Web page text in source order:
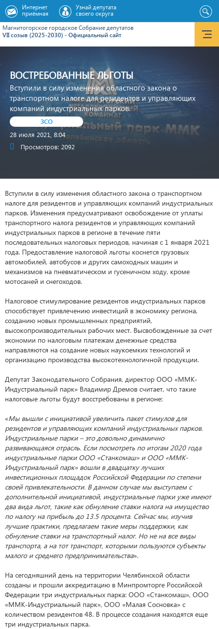
Магнитогорское городское Cобрание депутатов
VII созыв (2025-2030) - Официальный сайт
Интернет
приёмная
Узнай депутата
своего округа
ВОСТРЕБОВАННЫЕ ЛЬГОТЫ
Вступили в силу изменения областного закона о
транспортном налоге для резидентов и управляющих
компаний индустриальных парков.
ЗСО
28 июля 2021, 8:04
Просмотров: 2092
Вступили в силу изменения областного закона о транспортном
налоге для резидентов и управляющих компаний индустриальных
парков. Изменения предусматривают освобождение от уплаты
транспортного налога резидентов и управляющих компаний
индустриальных парков в регионе в течение пяти
последовательных налоговых периодов, начиная с 1 января 2021
года. Предоставление налоговой льготы коснется грузовых
автомобилей, автобусов и других самоходных машин и
механизмов на пневматическом и гусеничном ходу, кроме
мотосаней и снегоходов.
Налоговое стимулирование резидентов индустриальных парков
способствует привлечению инвестиций в экономику региона,
созданию новых промышленных предприятий,
высокопроизводительных рабочих мест. Высвобожденные за счет
экономии по налоговым платежам денежные средства
направляются на создание новых наукоемких технологий и
организацию производства высокотехнологичной продукции.
Депутат Законодательного Собрания, директор ООО «ММК-
Индустриальный парк» Владимир Дремов считает, что такие
налоговые льготы будут восстребованы в регионе:
«Мы вышли с инициативой увеличить пакет стимулов для
резидентов и управляющих компаний индустриальных парков.
Индустриальные парки – это довольно динамично
развивающаяся отрасль. Если посмотреть по итогам 2020 года
индустриальные парки ООО «Станкомаш» и ООО «ММК-
Индустриальный парк» вошли в двадцатку лучших
инвестиционных площадок Российской Федерации по степени
своей привлекательности. В данном случае мы выступаем с
дополнительной инициативой, индустриальные парки уже имеют
два вида льгот, такие как обнуление ставки налога на имущество
по налогу на прибыль до 13.5 процента. Сейчас мы, изучив
лучшие практики, предлагаем такие меры поддержки, как
обнуление ставки на транспортный налог. Но не на все виды
транспорта, а на тот транспорт, которыми пользуются субъекты
малого и среднего предпринимательства».
На сегодняшний день на территории Челябинской области
созданы и прошли аккредитацию в Минпромторге Российской
Федерации три индустриальных парка: ООО «Станкомаш», ООО
«ММК-Индустриальный парк», ООО «Малая Сосновка» с
количеством резидентов 48. В процессе создания находятся еще
три индустриальных парка.